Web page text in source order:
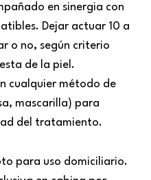
en sinergia con
Dejar actuar 10 a
o no, según criterio
de la piel.
cualquier método de
mascarilla) para
del tratamiento.
para uso domiciliario.